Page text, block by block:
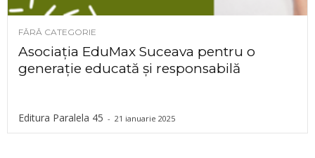
FĂRĂ CATEGORIE
Asociația EduMax Suceava pentru o
generație educată și responsabilă
Editura Paralela 45 - 21 ianuarie 2025